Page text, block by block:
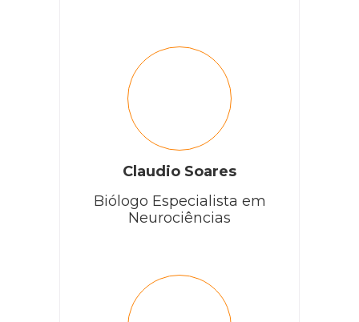
Claudio Soares
Biólogo Especialista em
Neurociências